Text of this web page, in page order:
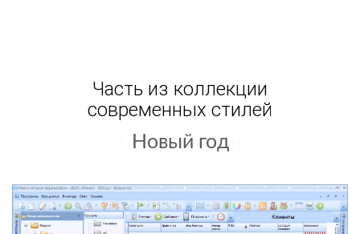
Часть из коллекции
современных стилей
Светлый фон